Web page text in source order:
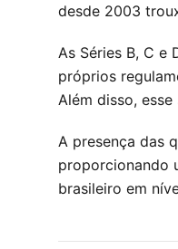
desde 2003
As Séries B, C e
próprios
Além disso,
A presença das
proporcionando
brasileiro em